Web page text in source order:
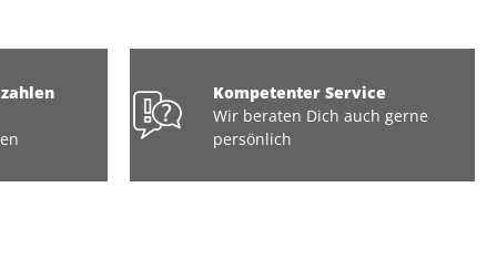
Kompetenter Service
Wir beraten Dich auch gerne
persönlich